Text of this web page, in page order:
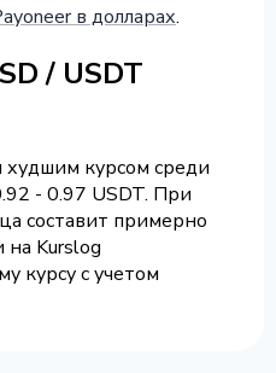
в долларах.
/ USDT
курсом среди
- 0.97 USDT. При
составит примерно
Kurslog
курсу с учетом